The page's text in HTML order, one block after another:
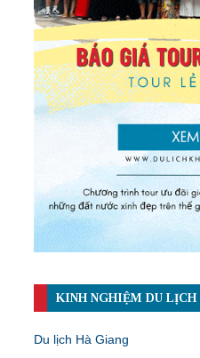
KINH NGHIỆM DU LỊCH
Du lịch Hà Giang